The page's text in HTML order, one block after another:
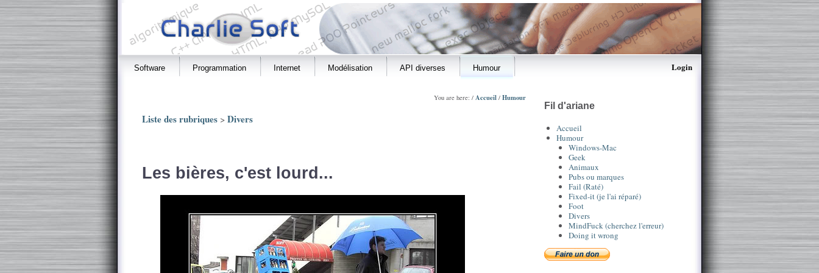
Software Programmation Internet Modélisation API diverses Humour Login
You are here: / Accueil / Humour
Liste des rubriques > Divers
Les bières, c'est lourd...
Fil d'ariane
Accueil
Humour
Windows-Mac
Geek
Animaux
Pubs ou marques
Fail (Raté)
Fixed-it (je l'ai réparé)
Foot
Divers
MindFuck (cherchez l'erreur)
Doing it wrong